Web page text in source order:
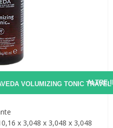
ALTRE
x 3,048 x 3,048 x 3,048